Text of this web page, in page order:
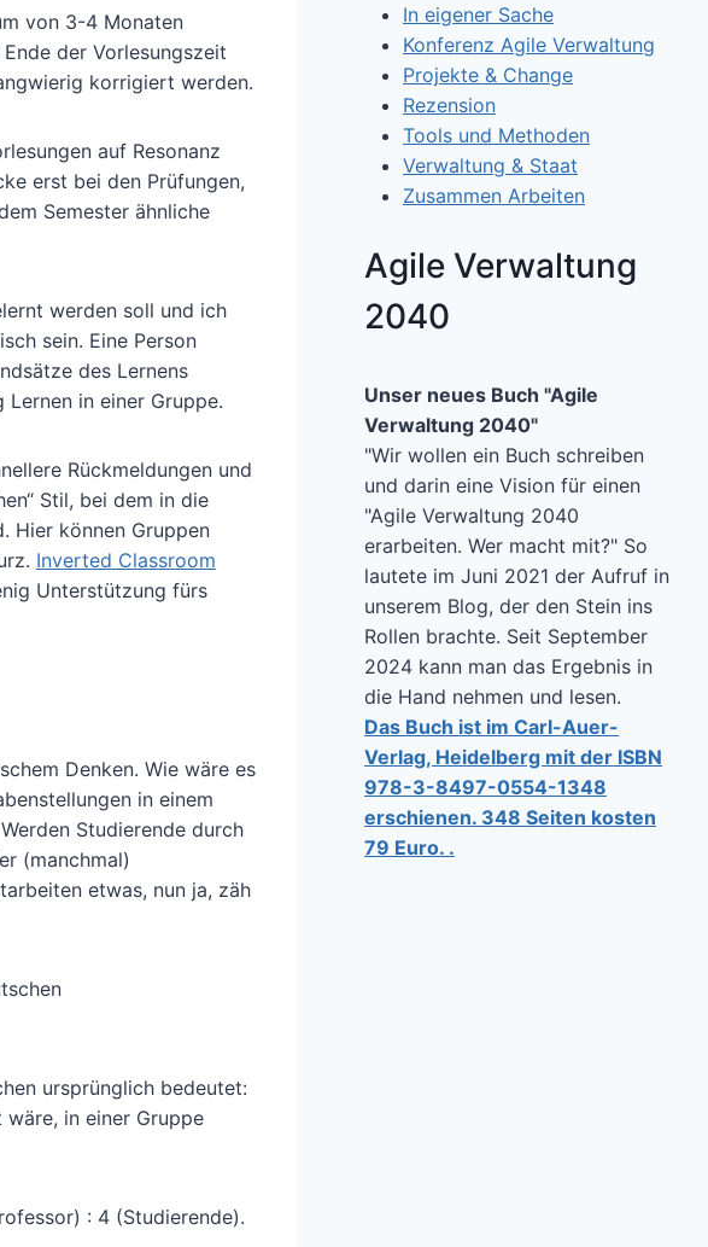
von 3-4 Monaten
der Vorlesungszeit
korrigiert werden.
auf Resonanz
erst bei den Prüfungen,
Semester ähnliche
werden soll und ich
sein. Eine Person
des Lernens
in einer Gruppe.
Rückmeldungen und
Stil, bei dem in die
Hier können Gruppen
Inverted Classroom
Unterstützung fürs
Denken. Wie wäre es
in einem
Studierende durch
(manchmal)
etwas, nun ja, zäh
ursprünglich bedeutet:
in einer Gruppe
: 4 (Studierende).
In eigener Sache
Konferenz Agile Verwaltung
Projekte & Change
Rezension
Tools und Methoden
Verwaltung & Staat
Zusammen Arbeiten
Agile Verwaltung
2040
Unser neues Buch "Agile
Verwaltung 2040"
"Wir wollen ein Buch schreiben
und darin eine Vision für einen
"Agile Verwaltung 2040
erarbeiten. Wer macht mit?" So
lautete im Juni 2021 der Aufruf in
unserem Blog, der den Stein ins
Rollen brachte. Seit September
2024 kann man das Ergebnis in
die Hand nehmen und lesen.
Das Buch ist im Carl-Auer-
Verlag, Heidelberg mit der ISBN
978-3-8497-0554-1348
erschienen. 348 Seiten kosten
79 Euro. .